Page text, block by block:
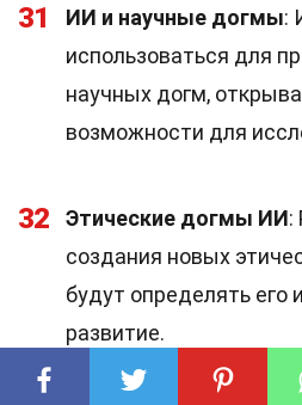
31 ИИ и научные догмы:
использоваться для
научных догм,
возможности для
32 Этические догмы ИИ:
создания новых
будут определять его
развитие.